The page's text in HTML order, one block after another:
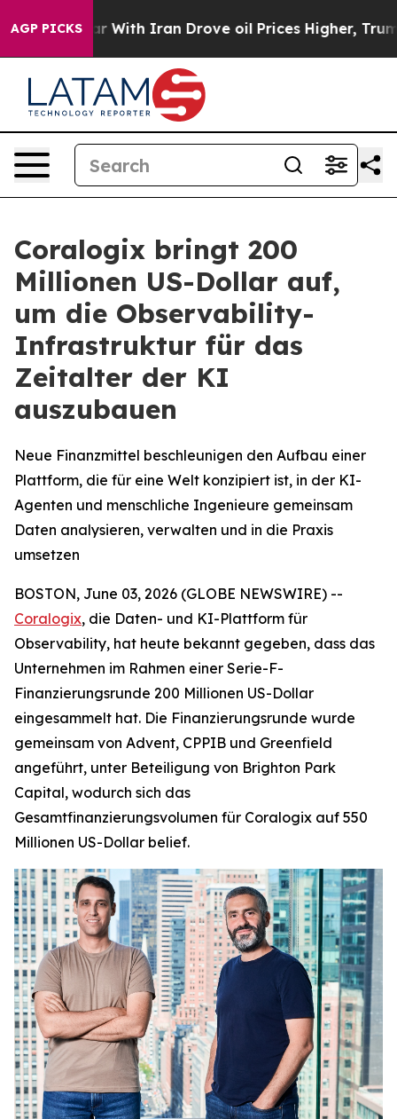
AGP PICKS
With Iran Drove oil Prices Higher, Trump Gave
Coralogix bringt 200
Millionen US-Dollar auf,
um die Observability-
Infrastruktur für das
Zeitalter der KI
auszubauen
Neue Finanzmittel beschleunigen den Aufbau einer
Plattform, die für eine Welt konzipiert ist, in der KI-
Agenten und menschliche Ingenieure gemeinsam
Daten analysieren, verwalten und in die Praxis
umsetzen
BOSTON, June 03, 2026 (GLOBE NEWSWIRE) --
Coralogix, die Daten- und KI-Plattform für
Observability, hat heute bekannt gegeben, dass das
Unternehmen im Rahmen einer Serie-F-
Finanzierungsrunde 200 Millionen US-Dollar
eingesammelt hat. Die Finanzierungsrunde wurde
gemeinsam von Advent, CPPIB und Greenfield
angeführt, unter Beteiligung von Brighton Park
Capital, wodurch sich das
Gesamtfinanzierungsvolumen für Coralogix auf 550
Millionen US-Dollar belief.